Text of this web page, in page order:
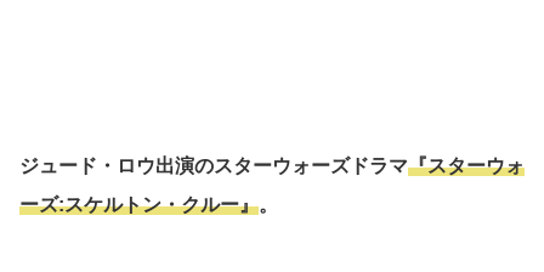
ジュード・ロウ出演のスターウォーズドラマ『スターウォ
ーズ:スケルトン・クルー』。